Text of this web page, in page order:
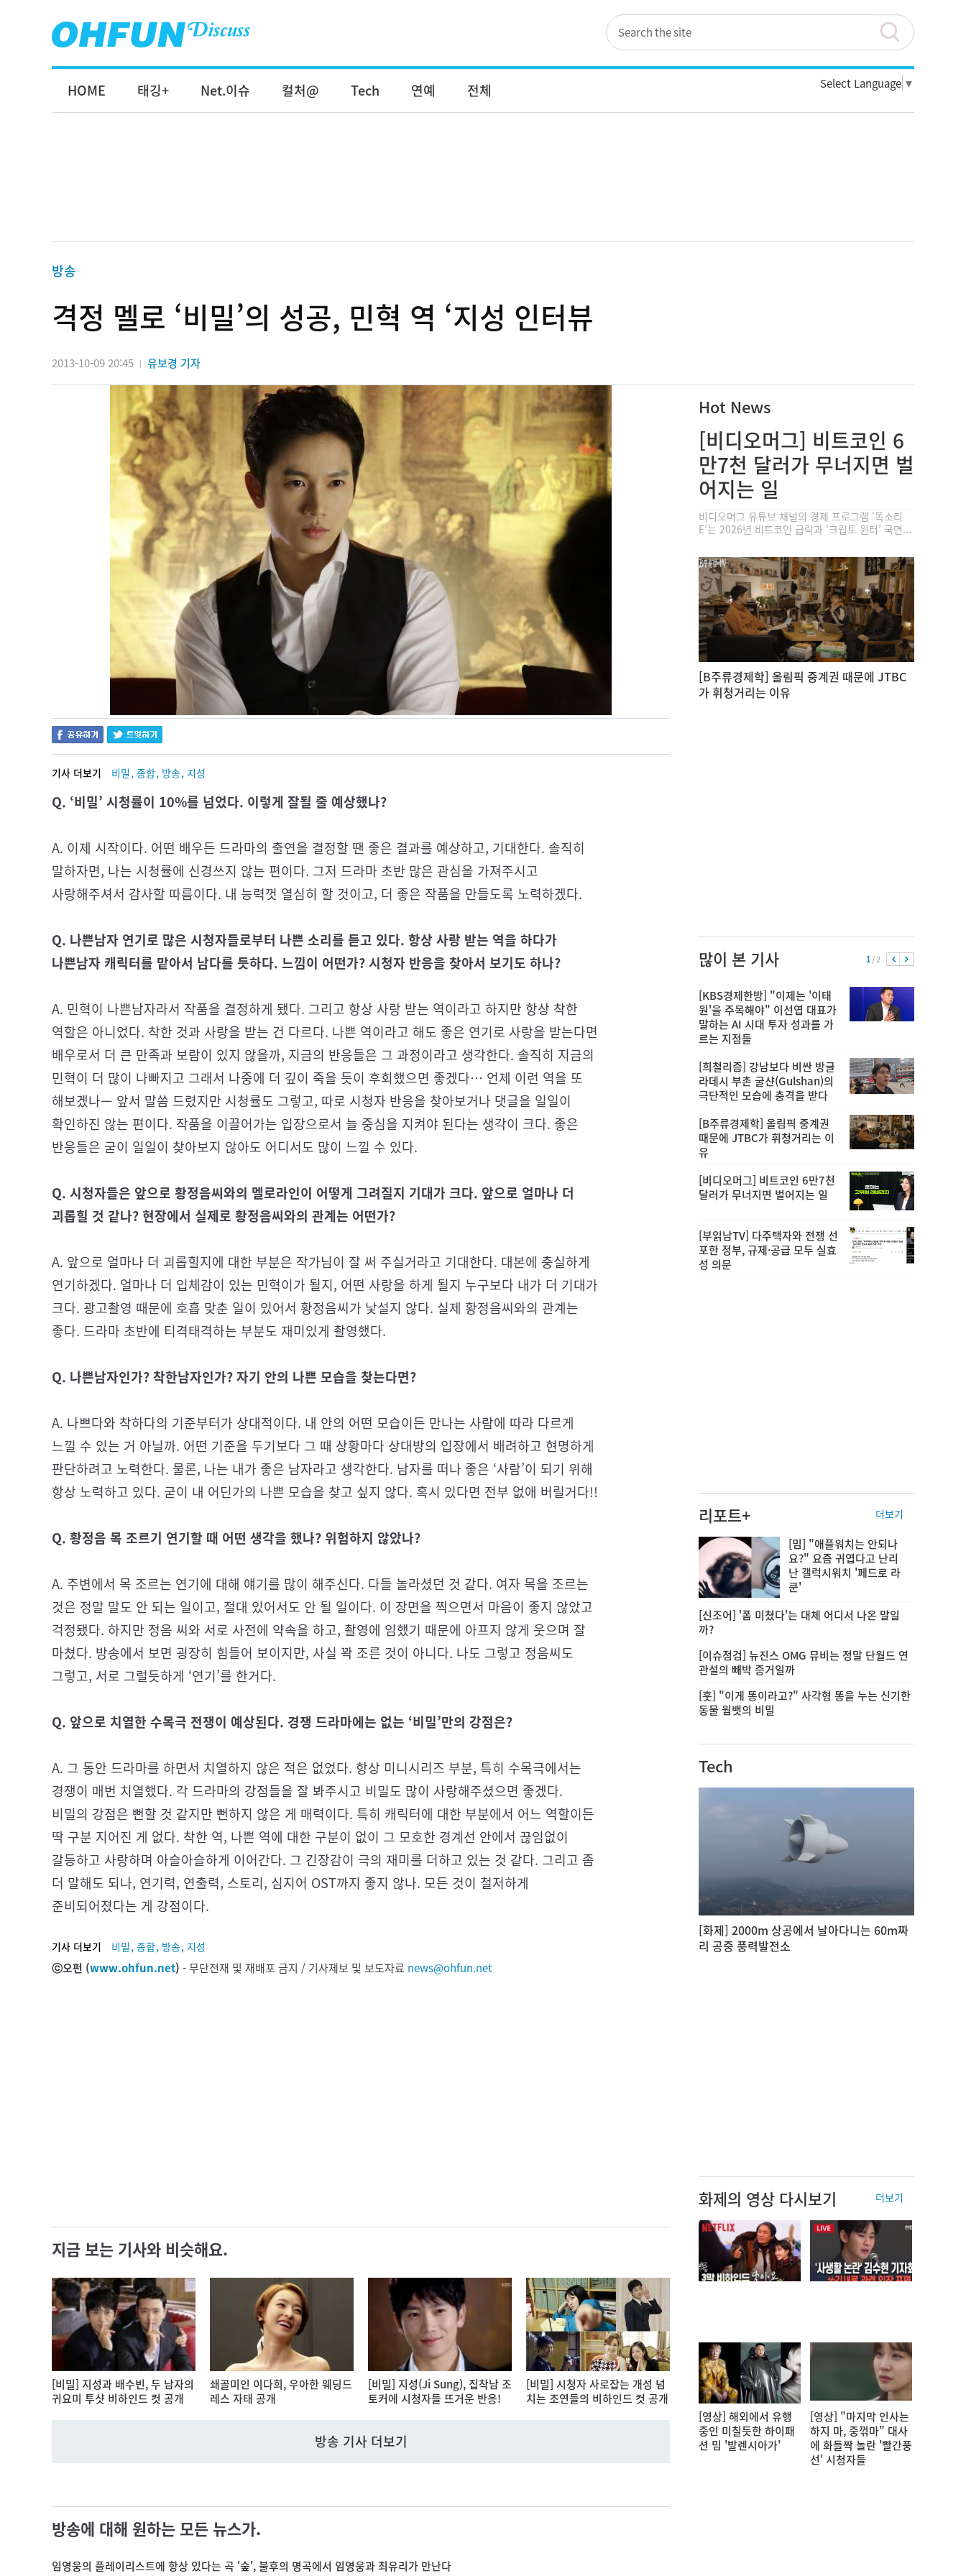
HOME 태깅+ Net.이슈 컬처@ Tech 연예 전체 Select Language ▼
방송
격정 멜로 ‘비밀’의 성공, 민혁 역 ‘지성 인터뷰
2013-10-09 20:45 | 유보경 기자
기사 더보기 비밀, 종합, 방송, 지성
Q. ‘비밀’ 시청률이 10%를 넘었다. 이렇게 잘될 줄 예상했나?
A. 이제 시작이다. 어떤 배우든 드라마의 출연을 결정할 땐 좋은 결과를 예상하고, 기대한다. 솔직히
말하자면, 나는 시청률에 신경쓰지 않는 편이다. 그저 드라마 초반 많은 관심을 가져주시고
사랑해주셔서 감사할 따름이다. 내 능력껏 열심히 할 것이고, 더 좋은 작품을 만들도록 노력하겠다.
Q. 나쁜남자 연기로 많은 시청자들로부터 나쁜 소리를 듣고 있다. 항상 사랑 받는 역을 하다가
나쁜남자 캐릭터를 맡아서 남다를 듯하다. 느낌이 어떤가? 시청자 반응을 찾아서 보기도 하나?
A. 민혁이 나쁜남자라서 작품을 결정하게 됐다. 그리고 항상 사랑 받는 역이라고 하지만 항상 착한
역할은 아니었다. 착한 것과 사랑을 받는 건 다르다. 나쁜 역이라고 해도 좋은 연기로 사랑을 받는다면
배우로서 더 큰 만족과 보람이 있지 않을까, 지금의 반응들은 그 과정이라고 생각한다. 솔직히 지금의
민혁이 더 많이 나빠지고 그래서 나중에 더 깊이 죽을 듯이 후회했으면 좋겠다… 언제 이런 역을 또
해보겠나ㅡ 앞서 말씀 드렸지만 시청률도 그렇고, 따로 시청자 반응을 찾아보거나 댓글을 일일이
확인하진 않는 편이다. 작품을 이끌어가는 입장으로서 늘 중심을 지켜야 된다는 생각이 크다. 좋은
반응들은 굳이 일일이 찾아보지 않아도 어디서도 많이 느낄 수 있다.
Q. 시청자들은 앞으로 황정음씨와의 멜로라인이 어떻게 그려질지 기대가 크다. 앞으로 얼마나 더
괴롭힐 것 같나? 현장에서 실제로 황정음씨와의 관계는 어떤가?
A. 앞으로 얼마나 더 괴롭힐지에 대한 부분은 작가님이 잘 써 주실거라고 기대한다. 대본에 충실하게
연기하겠다. 얼마나 더 입체감이 있는 민혁이가 될지, 어떤 사랑을 하게 될지 누구보다 내가 더 기대가
크다. 광고촬영 때문에 호흡 맞춘 일이 있어서 황정음씨가 낯설지 않다. 실제 황정음씨와의 관계는
좋다. 드라마 초반에 티격태격하는 부분도 재미있게 촬영했다.
Q. 나쁜남자인가? 착한남자인가? 자기 안의 나쁜 모습을 찾는다면?
A. 나쁘다와 착하다의 기준부터가 상대적이다. 내 안의 어떤 모습이든 만나는 사람에 따라 다르게
느낄 수 있는 거 아닐까. 어떤 기준을 두기보다 그 때 상황마다 상대방의 입장에서 배려하고 현명하게
판단하려고 노력한다. 물론, 나는 내가 좋은 남자라고 생각한다. 남자를 떠나 좋은 ‘사람’이 되기 위해
항상 노력하고 있다. 굳이 내 어딘가의 나쁜 모습을 찾고 싶지 않다. 혹시 있다면 전부 없애 버릴거다!!
Q. 황정음 목 조르기 연기할 때 어떤 생각을 했나? 위험하지 않았나?
A. 주변에서 목 조르는 연기에 대해 얘기를 많이 해주신다. 다들 놀라셨던 것 같다. 여자 목을 조르는
것은 정말 말도 안 되는 일이고, 절대 있어서도 안 될 일이다. 이 장면을 찍으면서 마음이 좋지 않았고
걱정됐다. 하지만 정음 씨와 서로 사전에 약속을 하고, 촬영에 임했기 때문에 아프지 않게 웃으며 잘
마쳤다. 방송에서 보면 굉장히 힘들어 보이지만, 사실 꽉 조른 것이 아니다. 나도 그렇고 정음씨도
그렇고, 서로 그럴듯하게 ‘연기’를 한거다.
Q. 앞으로 치열한 수목극 전쟁이 예상된다. 경쟁 드라마에는 없는 ‘비밀’만의 강점은?
A. 그 동안 드라마를 하면서 치열하지 않은 적은 없었다. 항상 미니시리즈 부분, 특히 수목극에서는
경쟁이 매번 치열했다. 각 드라마의 강점들을 잘 봐주시고 비밀도 많이 사랑해주셨으면 좋겠다.
비밀의 강점은 뻔할 것 같지만 뻔하지 않은 게 매력이다. 특히 캐릭터에 대한 부분에서 어느 역할이든
딱 구분 지어진 게 없다. 착한 역, 나쁜 역에 대한 구분이 없이 그 모호한 경계선 안에서 끊임없이
갈등하고 사랑하며 아슬아슬하게 이어간다. 그 긴장감이 극의 재미를 더하고 있는 것 같다. 그리고 좀
더 말해도 되나, 연기력, 연출력, 스토리, 심지어 OST까지 좋지 않나. 모든 것이 철저하게
준비되어졌다는 게 강점이다.
기사 더보기 비밀, 종합, 방송, 지성
ⓒ오펀 (www.ohfun.net) - 무단전재 및 재배포 금지 / 기사제보 및 보도자료 news@ohfun.net
지금 보는 기사와 비슷해요.
[비밀] 지성과 배수빈, 두 남자의
귀요미 투샷 비하인드 컷 공개
쇄골미인 이다희, 우아한 웨딩드
레스 자태 공개
[비밀] 지성(Ji Sung), 집착남 조
토커에 시청자들 뜨거운 반응!
[비밀] 시청자 사로잡는 개성 넘
치는 조연들의 비하인드 컷 공개
방송 기사 더보기
방송에 대해 원하는 모든 뉴스가.
임영웅의 플레이리스트에 항상 있다는 곡 '숲', 불후의 명곡에서 임영웅과 최유리가 만난다
Hot News
[비디오머그] 비트코인 6
만7천 달러가 무너지면 벌
어지는 일
비디오머그 유튜브 채널의 경제 프로그램 ‘똑소리
E’는 2026년 비트코인 급락과 ‘크립토 윈터’ 국면...
[B주류경제학] 올림픽 중계권 때문에 JTBC
가 휘청거리는 이유
많이 본 기사 1/ 2
[KBS경제한방] "이제는 '이태
원'을 주목해야" 이선엽 대표가
말하는 AI 시대 투자 성과를 가
르는 지점들
[희철리즘] 강남보다 비싼 방글
라데시 부촌 굴샨(Gulshan)의
극단적인 모습에 충격을 받다
[B주류경제학] 올림픽 중계권
때문에 JTBC가 휘청거리는 이
유
[비디오머그] 비트코인 6만7천
달러가 무너지면 벌어지는 일
[부읽남TV] 다주택자와 전쟁 선
포한 정부, 규제·공급 모두 실효
성 의문
리포트+ 더보기
[밈] "애플워치는 안되나
요?" 요즘 귀엽다고 난리
난 갤럭시워치 '페드로 라
쿤'
[신조어] '폼 미쳤다'는 대체 어디서 나온 말일
까?
[이슈점검] 뉴진스 OMG 뮤비는 정말 단월드 연
관설의 빼박 증거일까
[훗] "이게 똥이라고?" 사각형 똥을 누는 신기한
동물 웜뱃의 비밀
Tech
[화제] 2000m 상공에서 날아다니는 60m짜
리 공중 풍력발전소
화제의 영상 다시보기 더보기
[영상] 해외에서 유행
중인 미칠듯한 하이패
션 밈 '발렌시아가'
[영상] "마지막 인사는
하지 마, 중꺾마" 대사
에 화들짝 놀란 '빨간풍
선' 시청자들